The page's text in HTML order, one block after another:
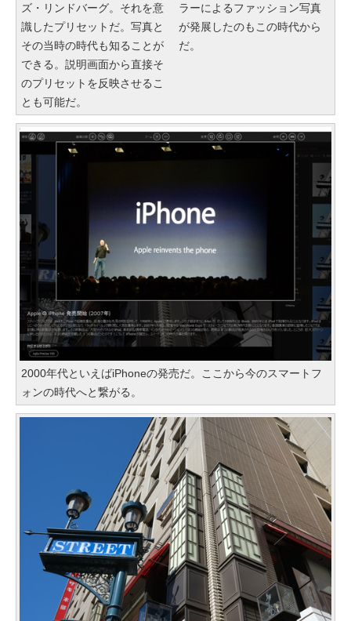
ズ・リンドバーグ。それを意
識したプリセットだ。写真と
その当時の時代も知ることが
できる。説明画面から直接そ
のプリセットを反映させるこ
とも可能だ。
ラーによるファッション写真
が発展したのもこの時代から
だ。
2000年代といえばiPhoneの発売だ。ここから今のスマートフ
ォンの時代へと繋がる。